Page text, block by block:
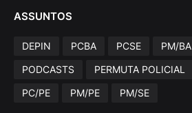
ASSUNTOS
DEPIN PCBA PCSE PM/BA
PODCASTS
PERMUTA POLICIAL
PC/PE
PM/PE PM/SE